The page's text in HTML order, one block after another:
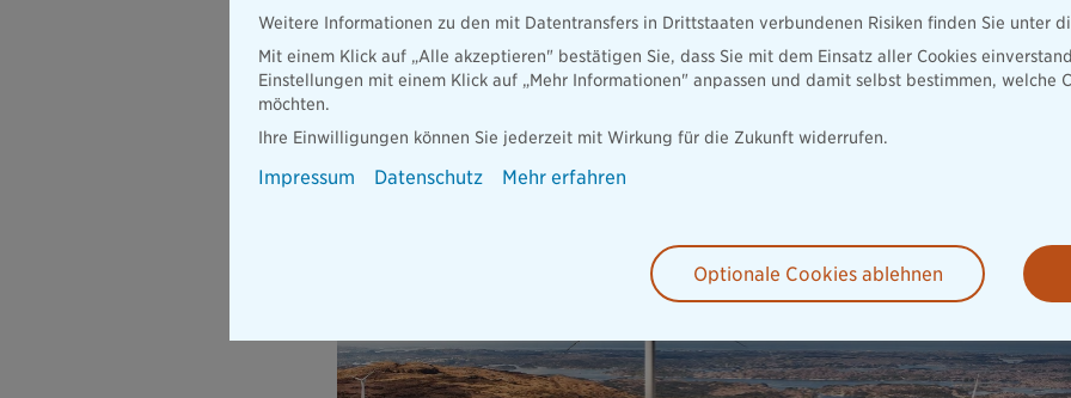
Weitere Informationen zu den mit Datentransfers in Drittstaaten verbundenen Risiken finden Sie unter
Mit einem Klick auf „Alle akzeptieren" bestätigen Sie, dass Sie mit dem Einsatz aller Cookies
Einstellungen mit einem Klick auf „Mehr Informationen" anpassen und damit selbst bestimmen, welche
möchten.
Ihre Einwilligungen können Sie jederzeit mit Wirkung für die Zukunft widerrufen.
Impressum Datenschutz Mehr erfahren
Optionale Cookies ablehnen